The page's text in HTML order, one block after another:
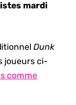
mardi
Dunk
joueurs ci-
comme